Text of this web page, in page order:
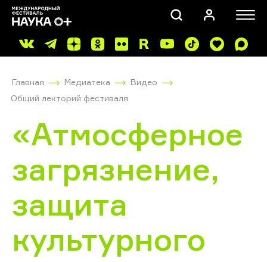
Главная Медиатека
Видео
Общий лекторий фестиваля
«Атмосферное
загрязнение,
защита
культурного